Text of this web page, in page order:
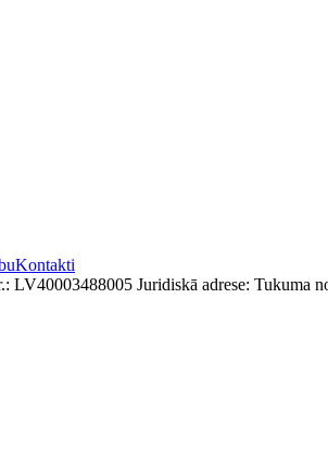
Kontakti
Juridiskā adrese: Tukuma